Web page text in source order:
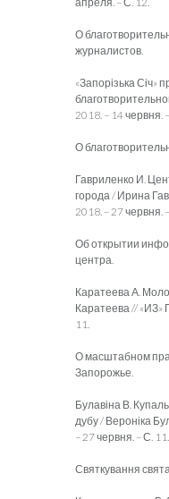
О
журналистов.
«Запорізька Січ»
2018. – 14 червня.
О
Гавриленко И.
города / Ирина
2018. – 27 червня.
Об открытии
центра.
Каратеева А.
Каратеева // «ИЗ»
11.
О масштабном
Запорожье.
Булавіна В.
дубу / Вероніка
– 27 червня. – С. 11.
Святкування